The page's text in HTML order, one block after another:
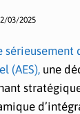
03/2025
(AES), une